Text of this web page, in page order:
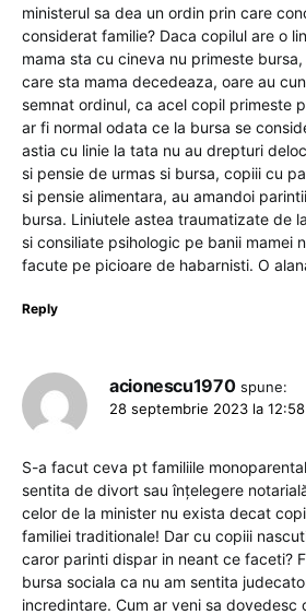
ministerul sa dea un ordin prin care
considerat familie? Daca copilul are o
mama sta cu cineva nu primeste
care sta mama decedeaza, oare au
semnat ordinul, ca acel copil primeste
ar fi normal odata ce la bursa se
astia cu linie la tata nu au drepturi
si pensie de urmas si bursa, copiii cu
si pensie alimentara, au amandoi
bursa. Liniutele astea traumatizate de
si consiliate psihologic pe banii mamei
facute pe picioare de habarnisti. O
Reply
acionescu1970 spune:
28 septembrie 2023 la 12:58
S-a facut ceva pt familiile
sentita de divort sau înțelegere
celor de la minister nu exista decat
familiei traditionale! Dar cu copiii
caror parinti dispar in neant ce faceti?
bursa sociala ca nu am sentita
incredintare. Cum ar veni sa dovedesc